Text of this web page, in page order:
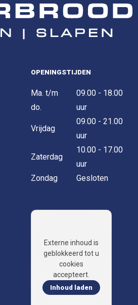
OPENINGSTIJDEN
Ma. t/m
do.
09.00 - 18.00
uur
Vrijdag
09.00 - 21.00
uur
Zaterdag
10.00 - 17.00
uur
Zondag
Gesloten
Externe inhoud is
geblokkeerd tot u
cookies
accepteert.
Inhoud laden